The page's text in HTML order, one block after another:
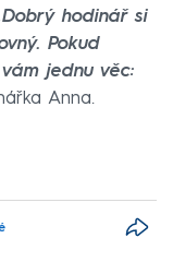
hodinář si
Pokud
jednu věc:
Anna.